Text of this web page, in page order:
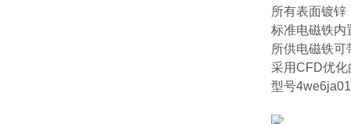
所有表面镀锌
标准电磁铁内
所供电磁铁
采用CFD优
型号